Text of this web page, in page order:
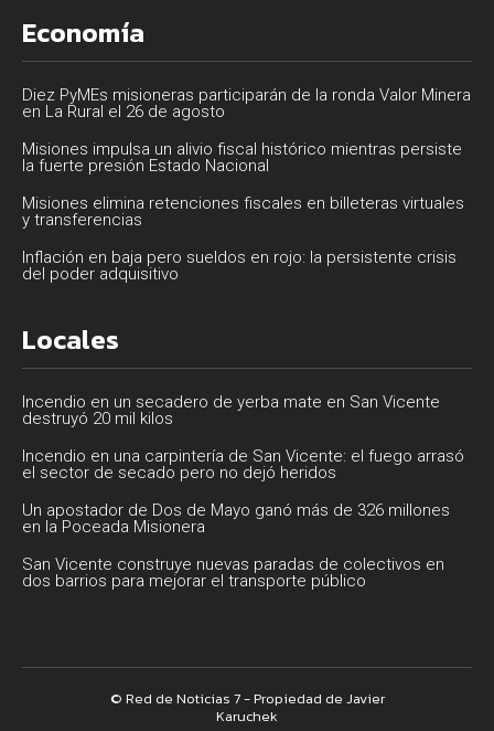
Economía
Diez PyMEs misioneras participarán de la ronda Valor Minera
en La Rural el 26 de agosto
Misiones impulsa un alivio fiscal histórico mientras persiste
la fuerte presión Estado Nacional
Misiones elimina retenciones fiscales en billeteras virtuales
y transferencias
Inflación en baja pero sueldos en rojo: la persistente crisis
del poder adquisitivo
Locales
Incendio en un secadero de yerba mate en San Vicente
destruyó 20 mil kilos
Incendio en una carpintería de San Vicente: el fuego arrasó
el sector de secado pero no dejó heridos
Un apostador de Dos de Mayo ganó más de 326 millones
en la Poceada Misionera
San Vicente construye nuevas paradas de colectivos en
dos barrios para mejorar el transporte público
© Red de Noticias 7 - Propiedad de Javier
Karuchek